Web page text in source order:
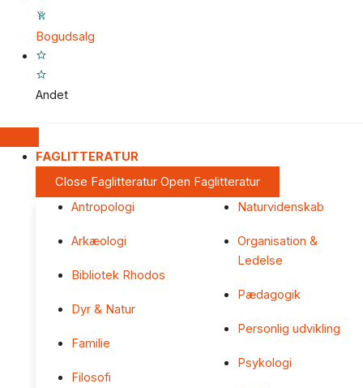
Bogudsalg
Andet
FAGLITTERATUR
Close Faglitteratur Open Faglitteratur
Antropologi
Arkæologi
Bibliotek Rhodos
Dyr & Natur
Familie
Filosofi
Naturvidenskab
Organisation &
Ledelse
Pædagogik
Personlig udvikling
Psykologi